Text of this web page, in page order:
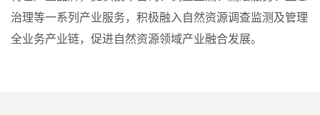
治理等一系列产业服务，积极融入自然资源调查监测及管理
全业务产业链，促进自然资源领域产业融合发展。